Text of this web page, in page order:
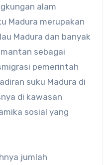
alam
Madura merupakan
Madura dan banyak
sebagai
pemerintah
suku Madura di
di kawasan
sosial yang
jumlah